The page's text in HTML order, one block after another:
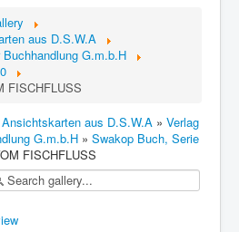
aus D.S.W.A
G.m.b.H
FISCHFLUSS
aus D.S.W.A » Verlag
G.m.b.H » Swakop Buch, Serie
FISCHFLUSS